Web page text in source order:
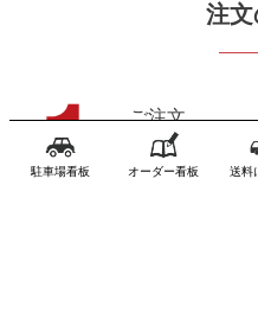
駐車場看板 オーダー看板 送料
注
ご注文
ご要望はカート